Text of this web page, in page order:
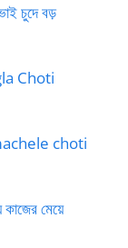
চুদে বড়
Choti
machele choti
মেয়ে